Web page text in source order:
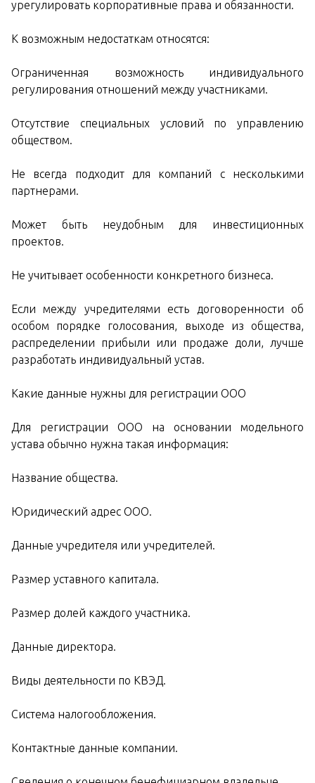
урегулировать корпоративные права и обязанности.
К возможным недостаткам относятся:
Ограниченная возможность индивидуального
регулирования отношений между участниками.
Отсутствие специальных условий по управлению
обществом.
Не всегда подходит для компаний с несколькими
партнерами.
Может быть неудобным для инвестиционных
проектов.
Не учитывает особенности конкретного бизнеса.
Если между учредителями есть договоренности об
особом порядке голосования, выходе из общества,
распределении прибыли или продаже доли, лучше
разработать индивидуальный устав.
Какие данные нужны для регистрации ООО
Для регистрации ООО на основании модельного
устава обычно нужна такая информация:
Название общества.
Юридический адрес ООО.
Данные учредителя или учредителей.
Размер уставного капитала.
Размер долей каждого участника.
Данные директора.
Виды деятельности по КВЭД.
Система налогообложения.
Контактные данные компании.